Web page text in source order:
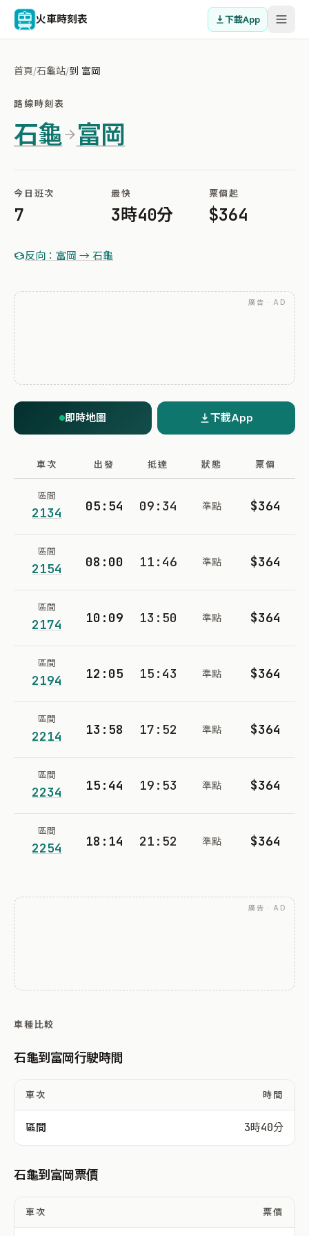
火車時刻表 下載App
首頁/石龜站/到 富岡
路線時刻表
石龜 富岡
今日班次
7
最快
3時40分
票價起
$364
反向：富岡 → 石龜
廣告 · AD
即時地圖 下載App
車次 出發 抵達 狀態 票價
區間
2134 05:54 09:34 準點 $364
區間
2154 08:00 11:46 準點 $364
區間
2174 10:09 13:50 準點 $364
區間
2194 12:05 15:43 準點 $364
區間
2214 13:58 17:52 準點 $364
區間
2234 15:44 19:53 準點 $364
區間
2254 18:14 21:52 準點 $364
廣告 · AD
車種比較
石龜到富岡行駛時間
車次 時間
區間 3時40分
石龜到富岡票價
車次 票價